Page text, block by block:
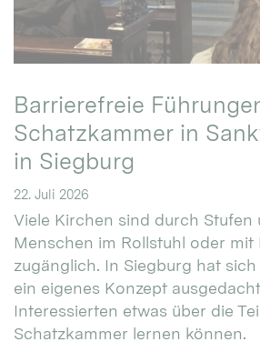
Barrierefreie
Schatzkammer in
in Siegburg
22. Juli 2026
Viele Kirchen sind durch Stufen
Menschen im Rollstuhl oder
zugänglich. In Siegburg hat
ein eigenes Konzept
Interessierten etwas über die
Schatzkammer lernen können.